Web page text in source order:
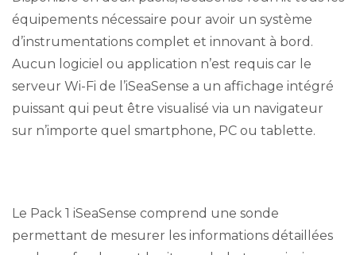
équipements nécessaire pour avoir un système
d’instrumentations complet et innovant à bord.
Aucun logiciel ou application n’est requis car le
serveur Wi-Fi de l’iSeaSense a un affichage intégré
puissant qui peut être visualisé via un navigateur
sur n’importe quel smartphone, PC ou tablette.
Le Pack 1 iSeaSense comprend une sonde
permettant de mesurer les informations détaillées